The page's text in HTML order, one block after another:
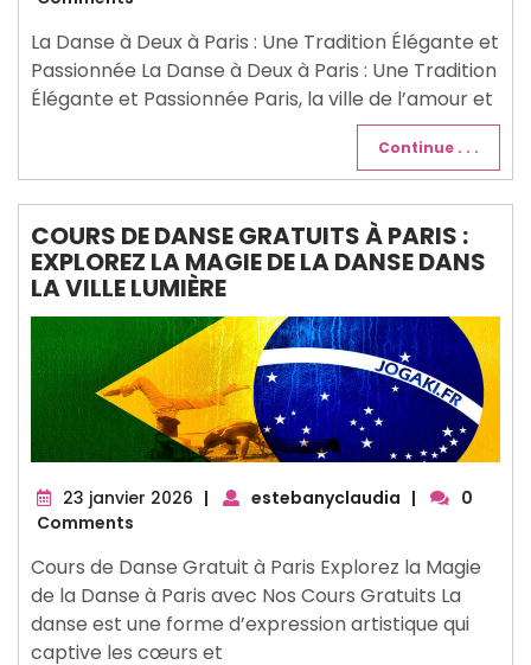
La Danse à Deux à Paris : Une Tradition Élégante et
Passionnée La Danse à Deux à Paris : Une Tradition
Élégante et Passionnée Paris, la ville de l’amour et
Continue . . .
COURS DE DANSE GRATUITS À PARIS :
EXPLOREZ LA MAGIE DE LA DANSE DANS
LA VILLE LUMIÈRE
23 janvier 2026 23
| estebanyclaudia |
0
Comments
Cours de Danse Gratuit à Paris Explorez la Magie
de la Danse à Paris avec Nos Cours Gratuits La
danse est une forme d’expression artistique qui
captive les cœurs et